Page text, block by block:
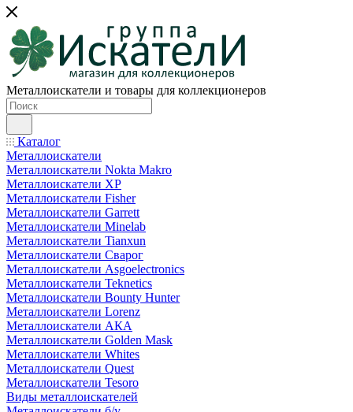
Металлоискатели и товары для коллекционеров
Каталог
Металлоискатели
Металлоискатели Nokta Makro
Металлоискатели XP
Металлоискатели Fisher
Металлоискатели Garrett
Металлоискатели Minelab
Металлоискатели Tianxun
Металлоискатели Сварог
Металлоискатели Asgoelectronics
Металлоискатели Teknetics
Металлоискатели Bounty Hunter
Металлоискатели Lorenz
Металлоискатели АКА
Металлоискатели Golden Mask
Металлоискатели Whites
Металлоискатели Quest
Металлоискатели Tesoro
Виды металлоискателей